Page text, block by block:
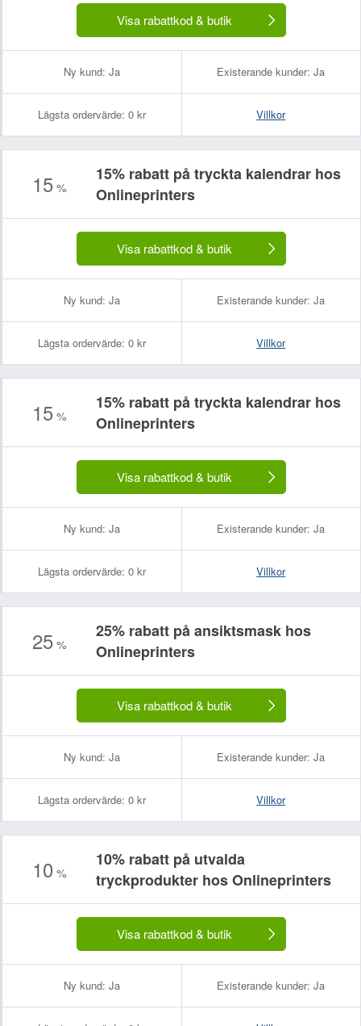
Visa rabattkod & butik
Ny kund: Ja Existerande kunder: Ja
Lägsta ordervärde: 0 kr Villkor
15 %
15% rabatt på tryckta kalendrar hos
Onlineprinters
Visa rabattkod & butik
Ny kund: Ja Existerande kunder: Ja
Lägsta ordervärde: 0 kr Villkor
15 %
15% rabatt på tryckta kalendrar hos
Onlineprinters
Visa rabattkod & butik
Ny kund: Ja Existerande kunder: Ja
Lägsta ordervärde: 0 kr Villkor
25 %
25% rabatt på ansiktsmask hos
Onlineprinters
Visa rabattkod & butik
Ny kund: Ja Existerande kunder: Ja
Lägsta ordervärde: 0 kr Villkor
10 %
10% rabatt på utvalda
tryckprodukter hos Onlineprinters
Visa rabattkod & butik
Ny kund: Ja Existerande kunder: Ja